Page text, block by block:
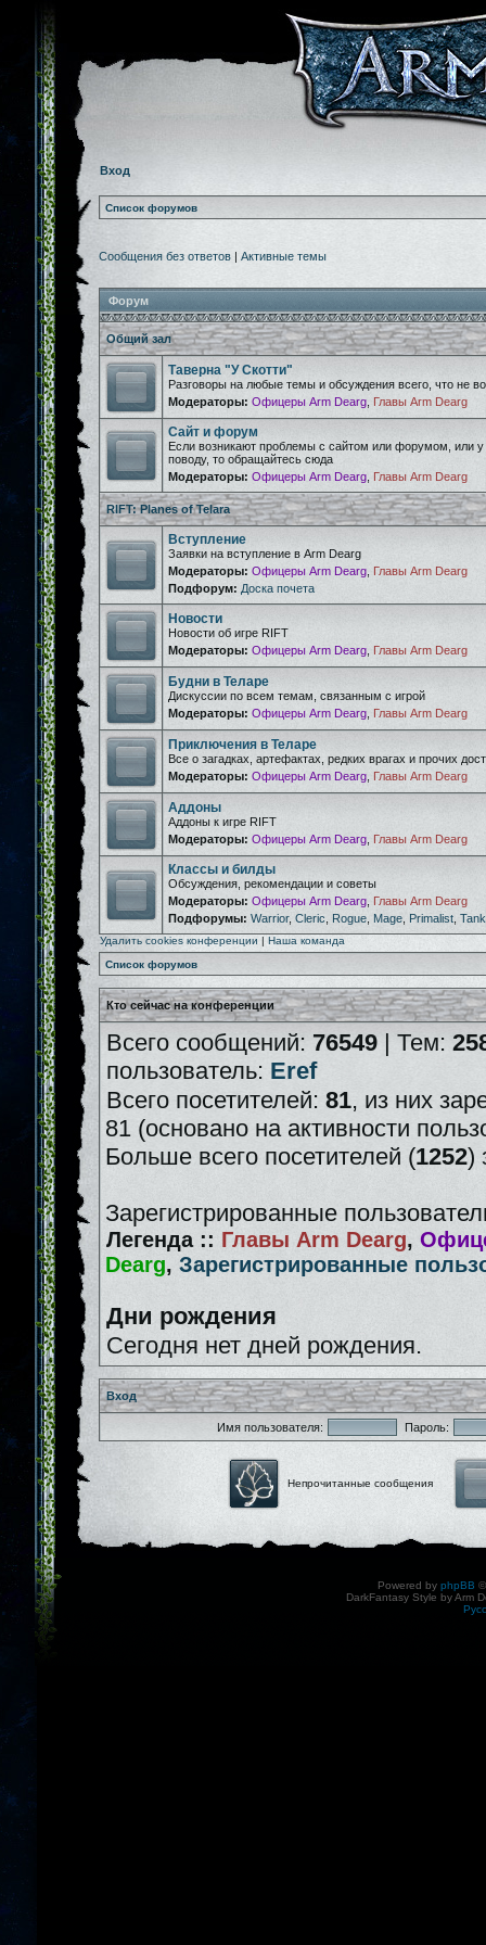
Вход
Список форумов
Сообщения без ответов | Активные темы
Форум
Общий зал
Таверна "У Скотти"
Разговоры на любые темы и обсуждения всего, что не
Модераторы: Офицеры Arm Dearg Главы Arm Dearg
Сайт и форум
Если возникают проблемы с сайтом или форумом, или у
поводу, то обращайтесь сюда
Модераторы: Офицеры Arm Dearg Главы Arm Dearg
RIFT: Planes of Telara
Вступление
Заявки на вступление в Arm Dearg
Модераторы: Офицеры Arm Dearg Главы Arm Dearg
Подфорум: Доска почета
Новости
Новости об игре RIFT
Модераторы: Офицеры Arm Dearg Главы Arm Dearg
Будни в Теларе
Дискуссии по всем темам, связанным с игрой
Модераторы: Офицеры Arm Dearg Главы Arm Dearg
Приключения в Теларе
Все о загадках, артефактах, редких врагах и прочих
Модераторы: Офицеры Arm Dearg Главы Arm Dearg
Аддоны
Аддоны к игре RIFT
Модераторы: Офицеры Arm Dearg Главы Arm Dearg
Классы и билды
Обсуждения, рекомендации и советы
Модераторы: Офицеры Arm Dearg Главы Arm Dearg
Подфорумы: Warrior, Cleric Rogue Mage Primalist Tank
Удалить cookies конференции | Наша команда
Список форумов
Кто сейчас на конференции
Всего сообщений: 76549 | Тем:
пользователь: Eref
Всего посетителей: 81, из них
81 (основано на активности
Больше всего посетителей (1252)
Зарегистрированные
Легенда :: Главы Arm Dearg,
Dearg, Зарегистрированные
Дни рождения
Сегодня нет дней рождения.
Вход
Имя пользователя: Пароль:
Непрочитанные сообщения
Powered by phpBB
DarkFantasy Style by Arm